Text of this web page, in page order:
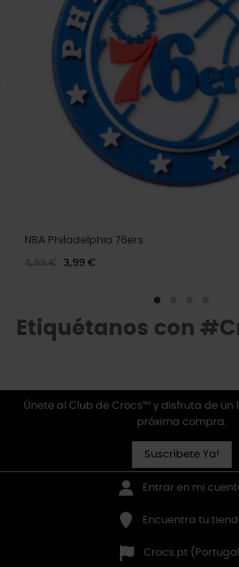
NBA Philadelphia 76ers
4,99 € 3,99 €
Etiquétanos con
Únete al Club de Crocs™ y disfruta de un
próxima compra.
Suscríbete Ya!
Entrar en mi
Encuentra tu
Crocs.pt